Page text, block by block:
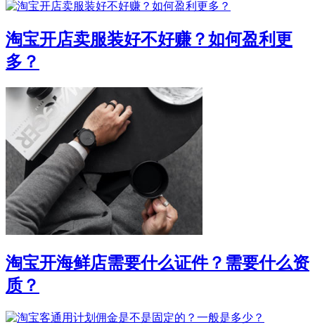
淘宝开店卖服装好不好赚？如何盈利更
多？
淘宝开海鲜店需要什么证件？需要什么资
质？